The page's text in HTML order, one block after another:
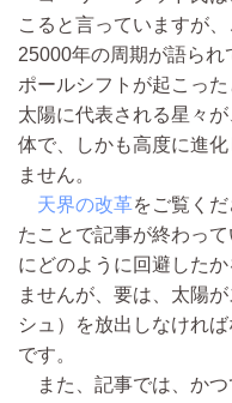
こると言っていますが
25000年の周期が語ら
ポールシフトが起こっ
太陽に代表される星々
体で、しかも高度に進
ません。
天界の改革をご覧く
たことで記事が終わっ
にどのように回避した
ませんが、要は、太陽
シュ）を放出しなけれ
です。
また、記事では、かつ